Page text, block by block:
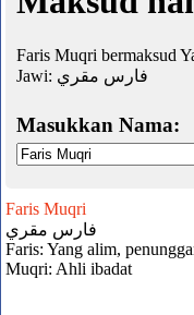
Faris Muqri bermaksud
Jawi: فارس مقري
Masukkan Nama:
Faris Muqri
فارس مقري
Faris: Yang alim,
Muqri: Ahli ibadat